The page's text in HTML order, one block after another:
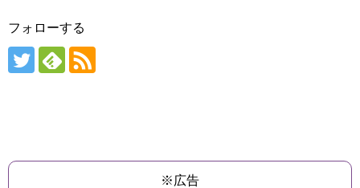
フォローする
※広告